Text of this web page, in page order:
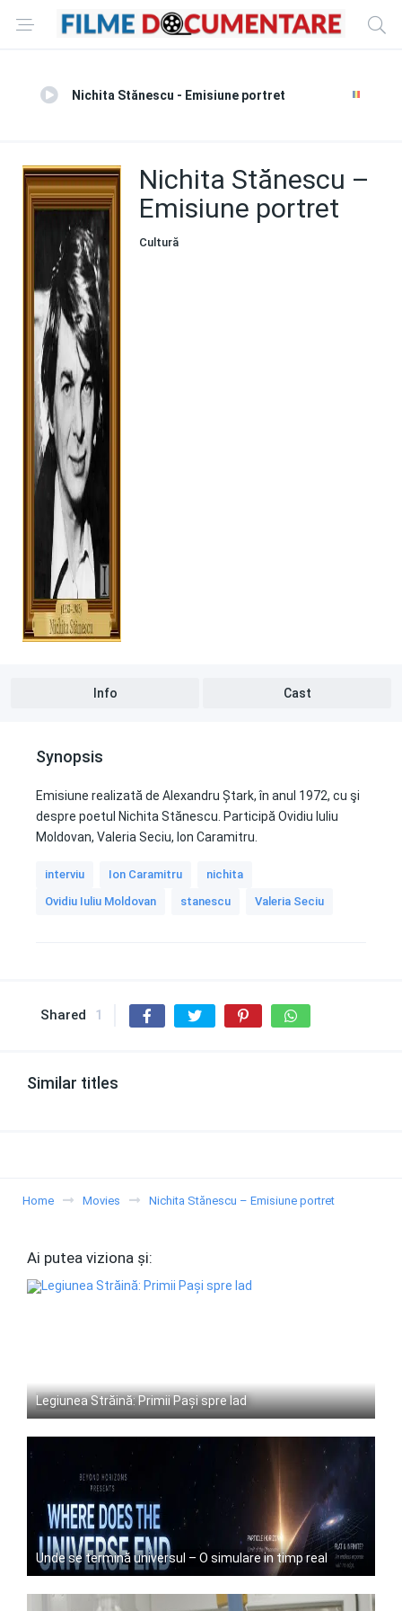
Nichita Stănescu - Emisiune portret
Nichita Stănescu –
Emisiune portret
Cultură
Info Cast
Synopsis
Emisiune realizată de Alexandru Ștark, în anul 1972, cu şi
despre poetul Nichita Stănescu. Participă Ovidiu Iuliu
Moldovan, Valeria Seciu, Ion Caramitru.
interviu Ion Caramitru
nichita
Ovidiu Iuliu Moldovan
stanescu Valeria Seciu
Shared 1
Similar titles
Home Movies Nichita Stănescu – Emisiune portret
Ai putea viziona și:
Legiunea Străină: Primii Pași spre Iad
Unde se termină universul – O simulare in timp real